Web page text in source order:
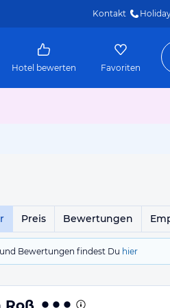
Kontakt
Hotel bewerten Favoriten
Preis Bewertungen
Bewertungen findest Du hier